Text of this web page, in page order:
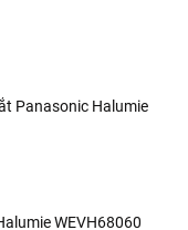
Panasonic Halumie
WEVH68060